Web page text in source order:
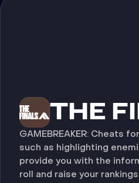
THE
GAMEBREAKER: Cheats
such as highlighting
provide you with the
roll and raise your rankings